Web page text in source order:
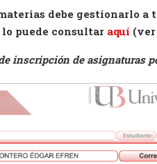
debe gestionarlo
puede consultar aquí
inscripción de asignaturas